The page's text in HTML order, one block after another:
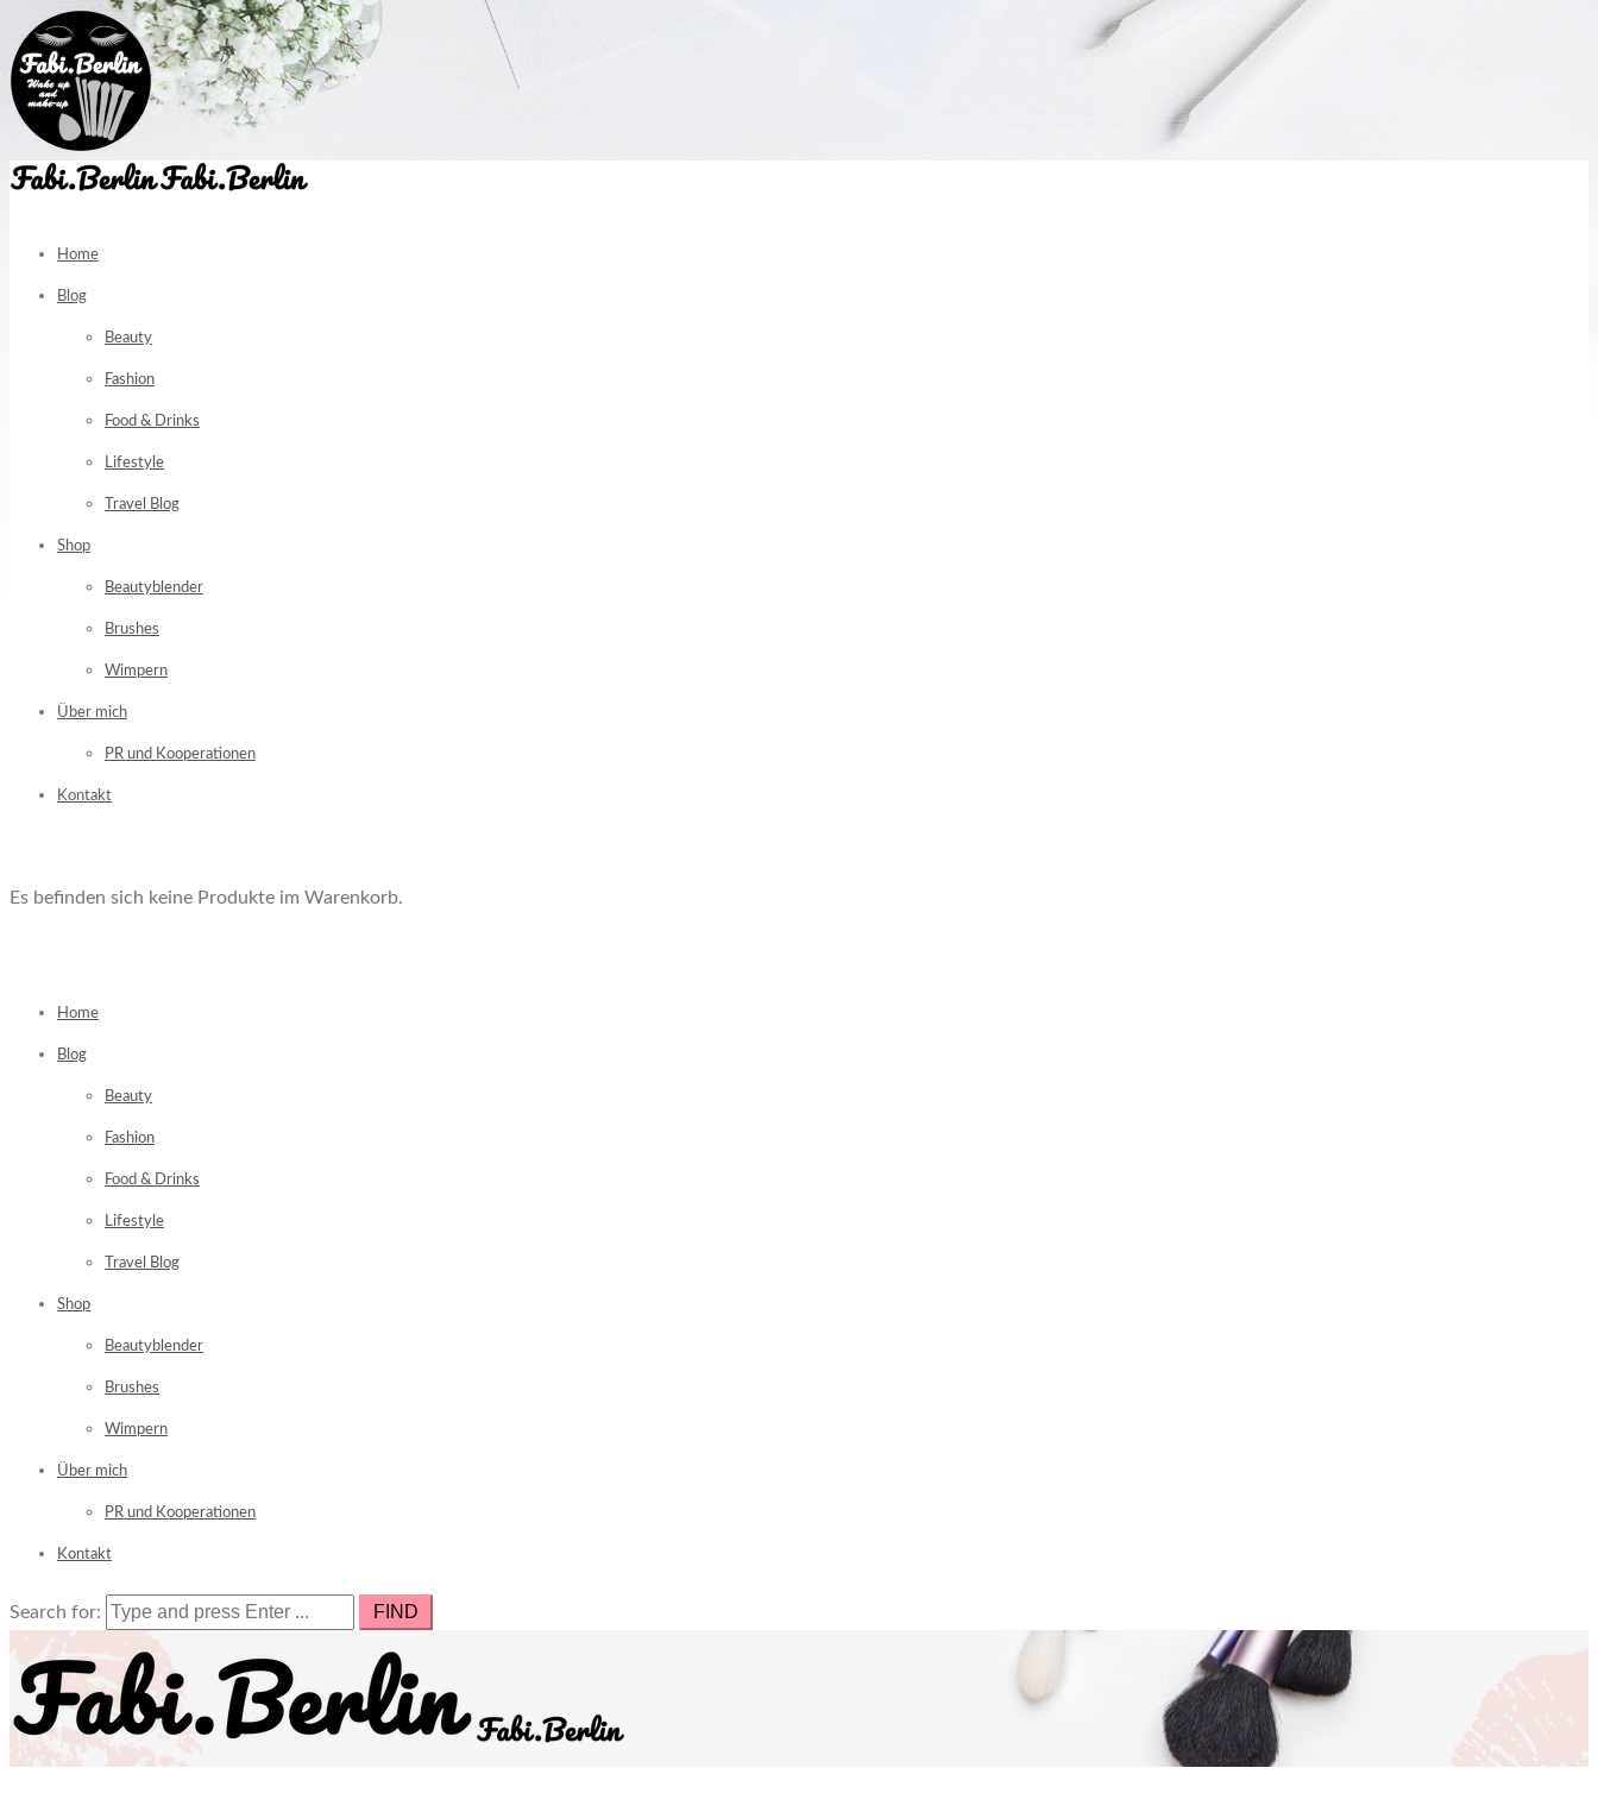
Home
Blog
Beauty
Fashion
Food & Drinks
Lifestyle
Travel Blog
Shop
Beautyblender
Brushes
Wimpern
Über mich
PR und Kooperationen
Kontakt
Es befinden sich keine Produkte im Warenkorb.
Home
Blog
Beauty
Fashion
Food & Drinks
Lifestyle
Travel Blog
Shop
Beautyblender
Brushes
Wimpern
Über mich
PR und Kooperationen
Kontakt
Search for: